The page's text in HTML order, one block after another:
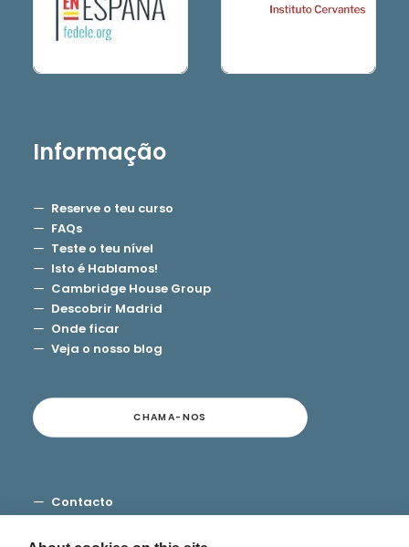
Informação
Reserve o teu curso
FAQs
Teste o teu nível
Isto é Hablamos!
Cambridge House Group
Descobrir Madrid
Onde ficar
Veja o nosso blog
CHAMA-NOS
Contacto
Privacidade